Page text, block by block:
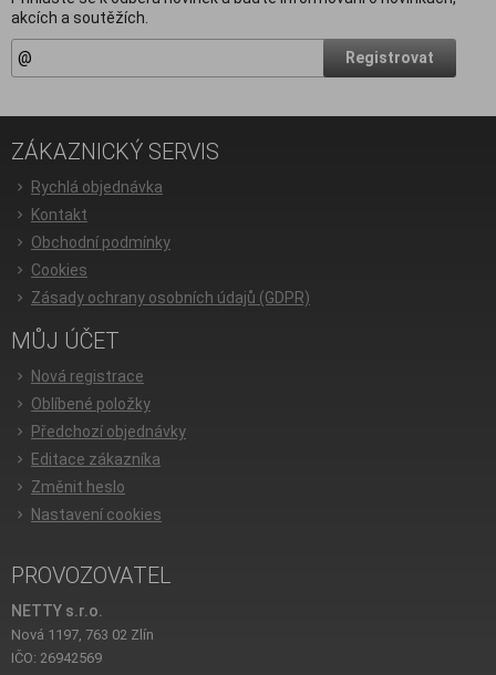
akcích a soutěžích.
Registrovat
ZÁKAZNICKÝ SERVIS
Rychlá objednávka
Kontakt
Obchodní podmínky
Cookies
Zásady ochrany osobních údajů (GDPR)
MŮJ ÚČET
Nová registrace
Oblíbené položky
Předchozí objednávky
Editace zákazníka
Změnit heslo
Nastavení cookies
PROVOZOVATEL
NETTY s.r.o.
Nová 1197, 763 02 Zlín
IČO: 26942569